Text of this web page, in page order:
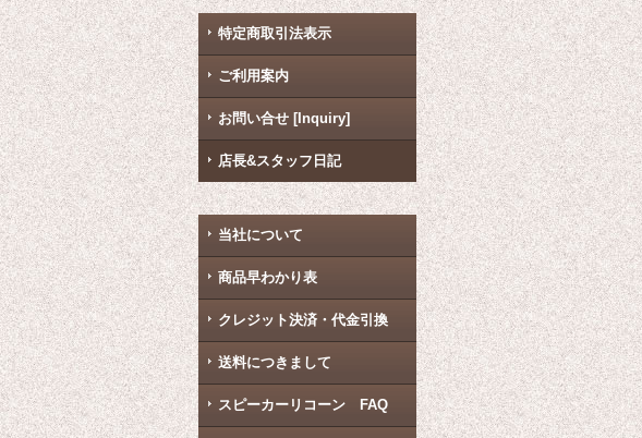
特定商取引法表示
ご利用案内
お問い合せ [Inquiry]
店長&スタッフ日記
当社について
商品早わかり表
クレジット決済・代金引換
送料につきまして
スピーカーリコーン FAQ